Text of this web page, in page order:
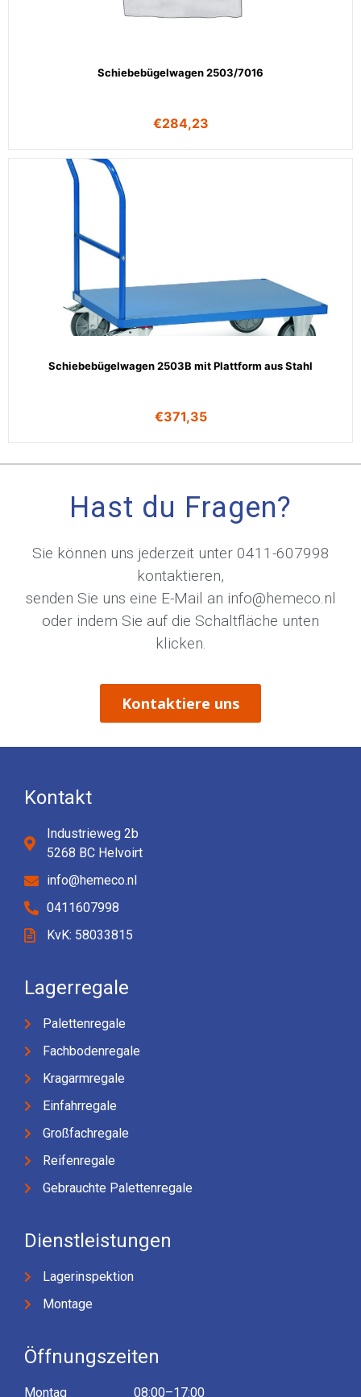
Schiebebügelwagen 2503/7016
€284,23
Schiebebügelwagen 2503B mit Plattform aus Stahl
€371,35
Hast du Fragen?
Sie können uns jederzeit unter 0411-607998
kontaktieren,
senden Sie uns eine E-Mail an info@hemeco.nl
oder indem Sie auf die Schaltfläche unten
klicken.
Kontaktiere uns
Kontakt
Industrieweg 2b
5268 BC Helvoirt
info@hemeco.nl
0411607998
KvK: 58033815
Lagerregale
Palettenregale
Fachbodenregale
Kragarmregale
Einfahrregale
Großfachregale
Reifenregale
Gebrauchte Palettenregale
Dienstleistungen
Lagerinspektion
Montage
Öffnungszeiten
Montag 08:00–17:00